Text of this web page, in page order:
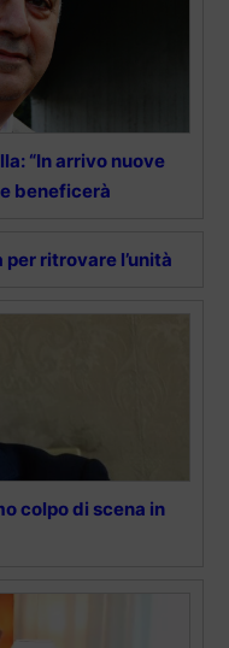
“In arrivo nuove
beneficerà
ritrovare l’unità
colpo di scena in